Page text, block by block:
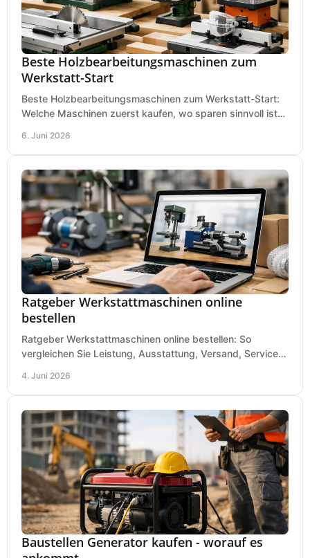
Beste Holzbearbeitungsmaschinen zum
Werkstatt-Start
Beste Holzbearbeitungsmaschinen zum Werkstatt-Start:
Welche Maschinen zuerst kaufen, wo sparen sinnvoll ist
6. Juni 2026
Ratgeber Werkstattmaschinen online
bestellen
Ratgeber Werkstattmaschinen online bestellen: So
vergleichen Sie Leistung, Ausstattung, Versand, Service
4. Juni 2026
Baustellen Generator kaufen - worauf es